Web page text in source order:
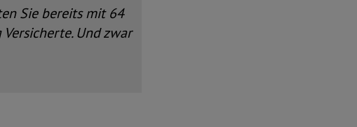
Sie bereits mit 64
Und zwar